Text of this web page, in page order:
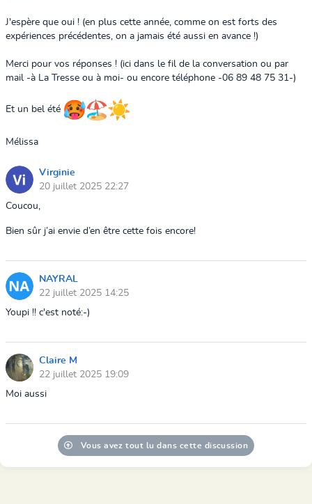
J'espère que oui ! (en plus cette année, comme on est forts des
expériences précédentes, on a jamais été aussi en avance !)
Merci pour vos réponses ! (ici dans le fil de la conversation ou par
mail -à La Tresse ou à moi- ou encore téléphone -06 89 48 75 31-)
Et un bel été
Mélissa
Virginie
20 juillet 2025 22:27
Coucou,
Bien sûr j’ai envie d’en être cette fois encore!
NAYRAL
22 juillet 2025 14:25
Youpi !! c'est noté:-)
Claire M
22 juillet 2025 19:09
Moi aussi
Vous avez tout lu dans cette discussion